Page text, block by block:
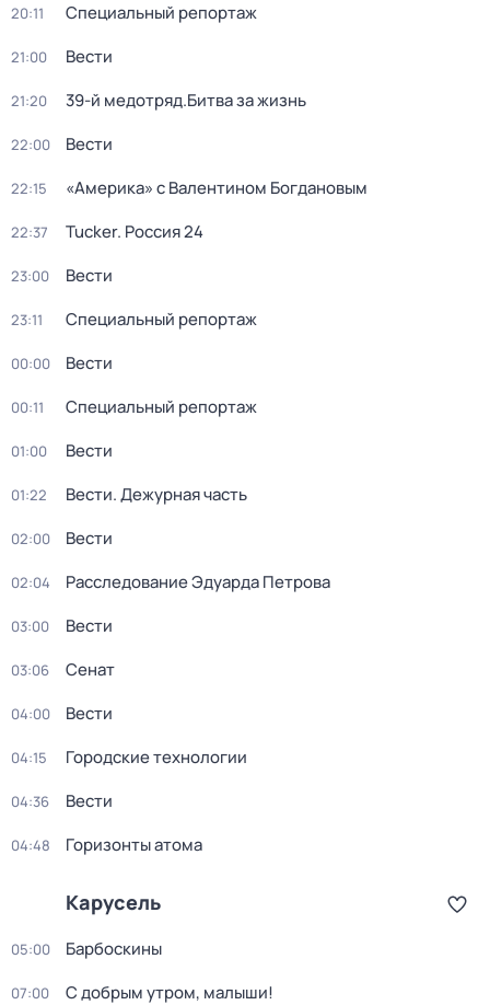
20:11 Специальный репортаж
21:00 Вести
21:20 39-й медотряд.Битва за жизнь
22:00 Вести
22:15 «Америка» с Валентином Богдановым
22:37 Tucker. Россия 24
23:00 Вести
23:11 Специальный репортаж
00:00 Вести
00:11 Специальный репортаж
01:00 Вести
01:22 Вести. Дежурная часть
02:00 Вести
02:04 Расследование Эдуарда Петрова
03:00 Вести
03:06 Сенат
04:00 Вести
04:15 Городские технологии
04:36 Вести
04:48 Горизонты атома
Карусель
05:00 Барбоскины
07:00 С добрым утром, малыши!